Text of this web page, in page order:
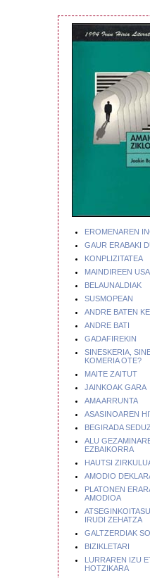
EROMENAREN
GAUR ERABAKI
KONPLIZITATEA
MAINDIREEN
BELAUNALDIAK
SUSMOPEAN
ANDRE BATEN
ANDRE BATI
GADAFIREKIN
SINESKERIA,
KOMERIA OTE?
MAITE ZAITUT
JAINKOAK GARA
AMA ARRUNTA
ASASINOAREN
BEGIRADA
ALU
EZBAIKORRA
HAUTSI
AMODIO
PLATONEN
AMODIOA
IRUDI ZEHATZA
GALTZERDIAK
BIZIKLETARI
LURRAREN IZU
HOTZIKARA